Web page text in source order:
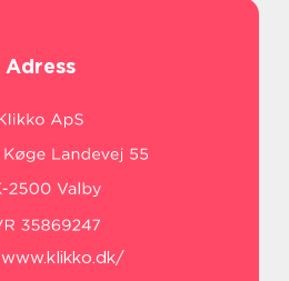
Adress
www.klikko.dk/